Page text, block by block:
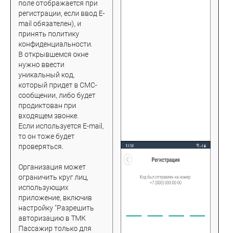
поле отображается при
регистрации, если ввод E-
mail обязателен), и
принять политику
конфиденциальности.
В открывшемся окне
нужно ввести
уникальный код,
который придет в СМС-
сообщении, либо будет
продиктован при
входящем звонке.
Если используется E-mail,
то он тоже будет
проверяться.
Организация может
ограничить круг лиц,
использующих
приложение, включив
настройку "Разрешить
авторизацию в ТМК
Пассажир только для